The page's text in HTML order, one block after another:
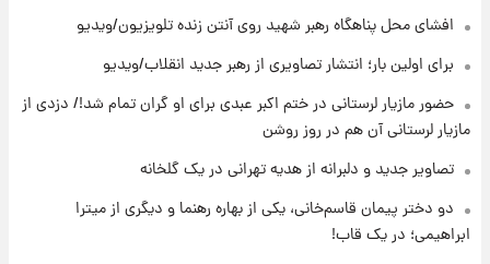
۱۱ ساعت پیش
مرداد ۱۴۰۵ +جدول
۱۲ ساعت پیش
با قدرتمندترین و بادوام ترین تانک جهان آشنا
شوید+ فیلم
افشای محل پناهگاه‌ رهبر شهید روی آنتن زنده تلویزیون/ویدیو
برای اولین بار؛ انتشار تصاویری از رهبر جدید انقلاب/ویدیو
حضور مازیار لرستانی در ختم اکبر عبدی برای او گران تمام شد!/ دزدی از
مازیار لرستانی آن هم در روز روشن
تصاویر جدید و دلبرانه از هدیه تهرانی در یک گلخانه
دو دختر پیمان قاسم‌خانی، یکی از بهاره رهنما و دیگری از میترا
ابراهیمی؛ در یک قاب!